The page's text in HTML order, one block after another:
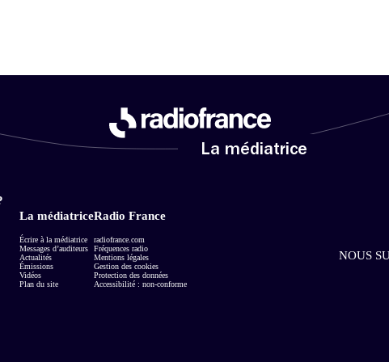
La médiatrice
La médiatrice
Écrire à la médiatrice
Messages d’auditeurs
Actualités
Émissions
Vidéos
Plan du site
Radio France
radiofrance.com
Fréquences radio
Mentions légales
Gestion des cookies
Protection des données
Accessibilité : non-conforme
NOUS